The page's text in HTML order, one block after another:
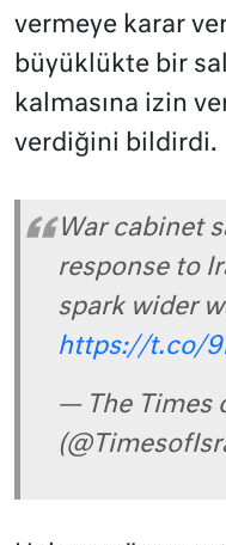
vermeye karar
büyüklükte bir
kalmasına izin
verdiğini bildirdi.
War cabinet
response to
spark wider
https://t.co/
— The Times